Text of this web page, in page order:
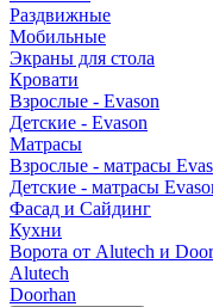
Раздвижные
Мобильные
Экраны для стола
Кровати
Взрослые - Evason
Детские - Evason
Матрасы
Взрослые - матрасы
Детские - матрасы
Фасад и Сайдинг
Кухни
Ворота от Alutech и
Alutech
Doorhan